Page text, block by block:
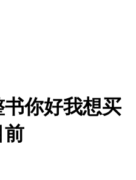
你好我想买
前